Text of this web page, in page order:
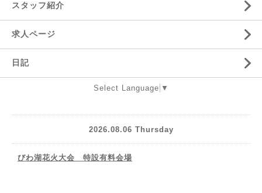
スタッフ紹介
求人ページ
日記
Select Language ▼
2026.08.06 Thursday
びわ湖花火大会 特設有料会場